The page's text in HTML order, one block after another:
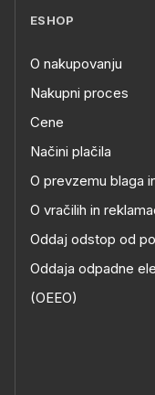
ESHOP
O nakupovanju
Nakupni proces
Cene
Načini plačila
O prevzemu blaga
O vračilih in
Oddaj odstop od
Oddaja odpadne
(OEEO)